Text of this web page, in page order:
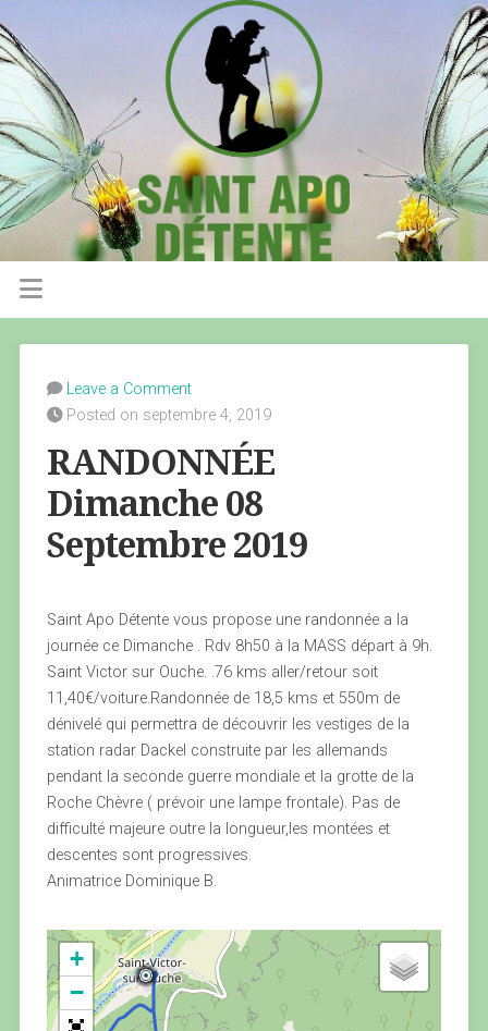
Leave a Comment
Posted on septembre 4, 2019
RANDONNÉE
Dimanche 08
Septembre 2019
Saint Apo Détente vous propose une randonnée a la
journée ce Dimanche . Rdv 8h50 à la MASS départ à 9h.
Saint Victor sur Ouche. .76 kms aller/retour soit
11,40€/voiture.Randonnée de 18,5 kms et 550m de
dénivelé qui permettra de découvrir les vestiges de la
station radar Dackel construite par les allemands
pendant la seconde guerre mondiale et la grotte de la
Roche Chèvre ( prévoir une lampe frontale). Pas de
difficulté majeure outre la longueur,les montées et
descentes sont progressives.
Animatrice Dominique B.
+
−